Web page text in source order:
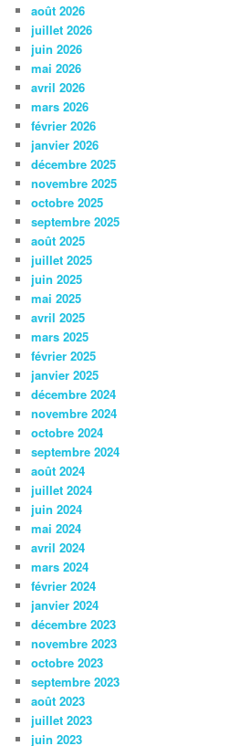
août 2026
juillet 2026
juin 2026
mai 2026
avril 2026
mars 2026
février 2026
janvier 2026
décembre 2025
novembre 2025
octobre 2025
septembre 2025
août 2025
juillet 2025
juin 2025
mai 2025
avril 2025
mars 2025
février 2025
janvier 2025
décembre 2024
novembre 2024
octobre 2024
septembre 2024
août 2024
juillet 2024
juin 2024
mai 2024
avril 2024
mars 2024
février 2024
janvier 2024
décembre 2023
novembre 2023
octobre 2023
septembre 2023
août 2023
juillet 2023
juin 2023